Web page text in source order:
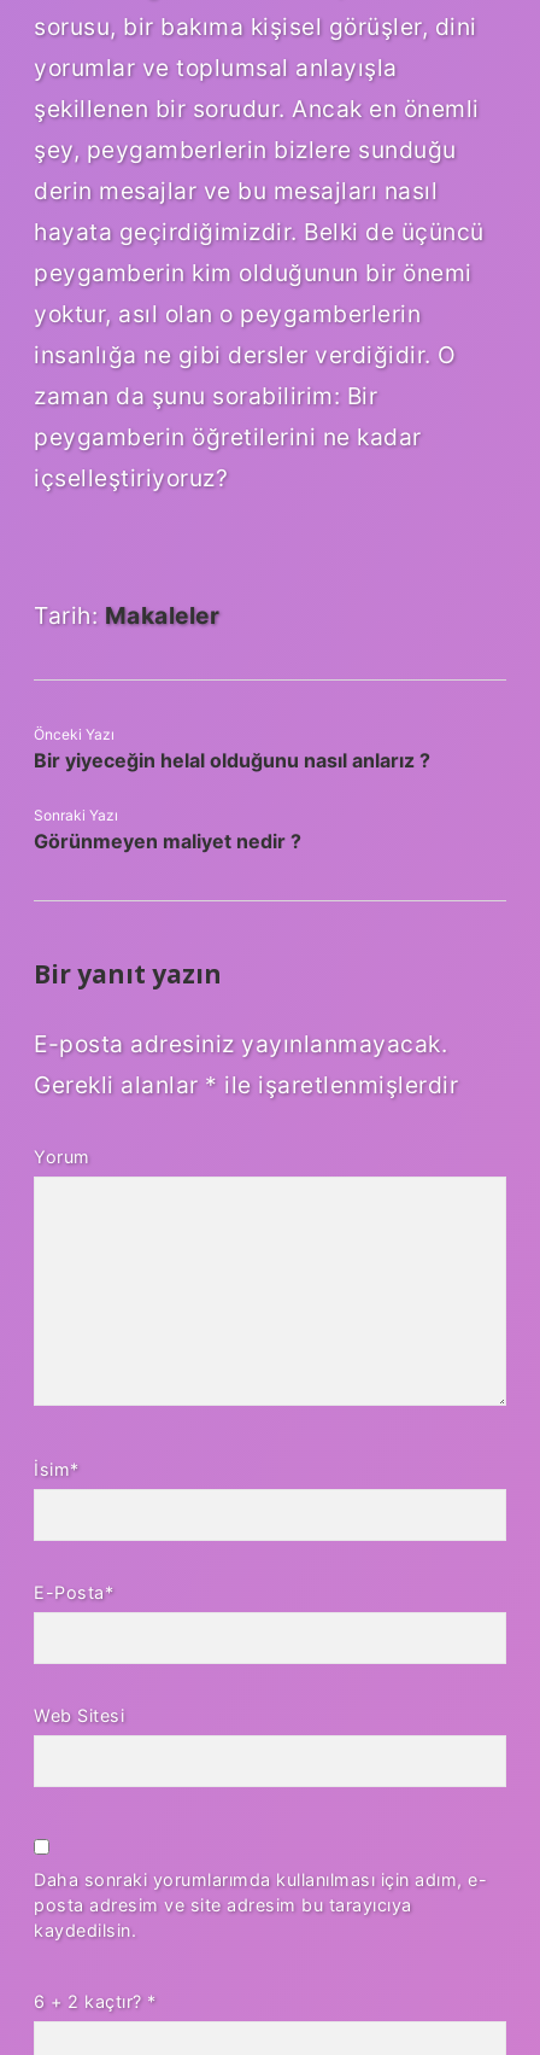
sorusu, bir bakıma kişisel görüşler, dini
yorumlar ve toplumsal anlayışla
şekillenen bir sorudur. Ancak en önemli
şey, peygamberlerin bizlere sunduğu
derin mesajlar ve bu mesajları nasıl
hayata geçirdiğimizdir. Belki de üçüncü
peygamberin kim olduğunun bir önemi
yoktur, asıl olan o peygamberlerin
insanlığa ne gibi dersler verdiğidir. O
zaman da şunu sorabilirim: Bir
peygamberin öğretilerini ne kadar
içselleştiriyoruz?
Tarih: Makaleler
Önceki Yazı
Bir yiyeceğin helal olduğunu nasıl anlarız ?
Sonraki Yazı
Görünmeyen maliyet nedir ?
Bir yanıt yazın
E-posta adresiniz yayınlanmayacak.
Gerekli alanlar * ile işaretlenmişlerdir
Yorum
İsim*
E-Posta*
Web Sitesi
Daha sonraki yorumlarımda kullanılması için adım, e-
posta adresim ve site adresim bu tarayıcıya
kaydedilsin.
6 + 2 kaçtır? *